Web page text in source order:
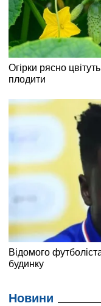
Новини